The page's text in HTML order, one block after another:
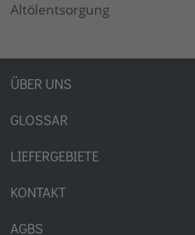
Altölentsorgung
ÜBER UNS
GLOSSAR
LIEFERGEBIETE
KONTAKT
AGBS